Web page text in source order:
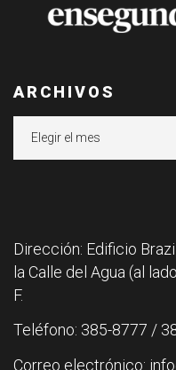
ARCHIVOS
Dirección: Edificio
la Calle del Agua (al
F.
Teléfono: 385-8777 /
Correo electrónico: